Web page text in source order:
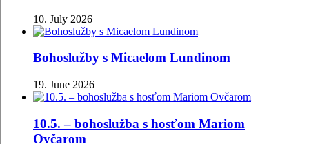
10. July 2026
Bohoslužby s Micaelom Lundinom
19. June 2026
10.5. – bohoslužba s hosťom Mariom
Ovčarom